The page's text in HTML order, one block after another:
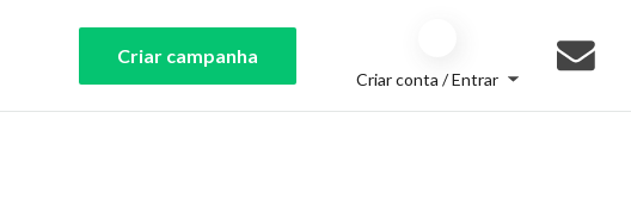
Criar campanha
Criar conta / Entrar